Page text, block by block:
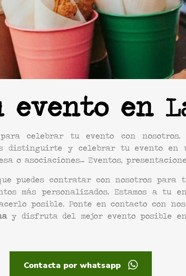
evento en
celebrar tu evento con nosotros.
distinguirte y celebrar tu evento
o asociaciones… Eventos,
puedes contratar con nosotros para
más personalizados. Estamos a tu
posible. Ponte en contacto con
y disfruta del mejor evento posible
Contacta por whatsapp